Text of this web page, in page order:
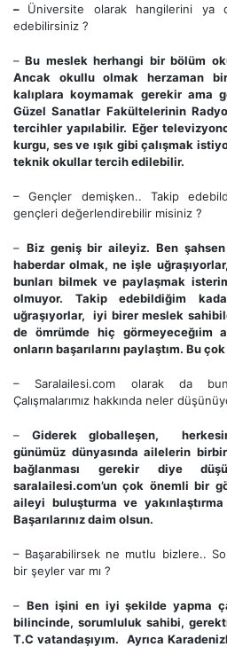
– Üniversite olarak hangilerini ya
edebilirsiniz ?
– Bu meslek herhangi bir bölüm
Ancak okullu olmak herzaman bir
kalıplara koymamak gerekir ama
Güzel Sanatlar Fakültelerinin
tercihler yapılabilir. Eğer
kurgu, ses ve ışık gibi çalışmak
teknik okullar tercih edilebilir.
– Gençler demişken.. Takip
gençleri değerlendirebilir misiniz ?
– Biz geniş bir aileyiz. Ben
haberdar olmak, ne işle
bunları bilmek ve paylaşmak
olmuyor. Takip edebildiğim
uğraşıyorlar, iyi birer meslek
de ömrümde hiç görmeyeceğıim
onların başarılarını paylaştım. Bu
– Saralailesi.com olarak da
Çalışmalarımız hakkında neler
– Giderek globalleşen,
günümüz dünyasında ailelerin
bağlanması gerekir diye
saralailesi.com’un çok önemli bir
aileyi buluşturma ve
Başarılarınız daim olsun.
– Başarabilirsek ne mutlu bizlere..
bir şeyler var mı ?
– Ben işini en iyi şekilde yapma
bilincinde, sorumluluk sahibi,
T.C vatandaşıyım. Ayrıca